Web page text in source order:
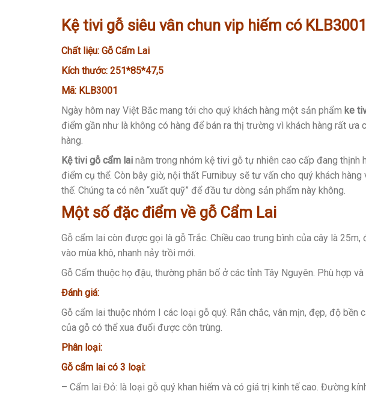
Kệ tivi gỗ siêu vân chun vip hiếm có KLB3001
Chất liệu: Gỗ Cẩm Lai
Kích thước: 251*85*47,5
Mã: KLB3001
Ngày hôm nay Việt Bắc mang tới cho quý khách hàng một sản phẩm ke
điểm gần như là không có hàng để bán ra thị trường vì khách hàng rất ưa
hàng.
Kệ tivi gỗ cẩm lai nằm trong nhóm kệ tivi gỗ tự nhiên cao cấp đang thịnh
điểm cụ thể. Còn bây giờ, nội thất Furnibuy sẽ tư vấn cho quý khách hàng
thế. Chúng ta có nên “xuất quỹ” để đầu tư dòng sản phẩm này không.
Một số đặc điểm về gỗ Cẩm Lai
Gỗ cẩm lai còn được gọi là gỗ Trắc. Chiều cao trung bình của cây là
vào mùa khô, nhanh nảy trồi mới.
Gỗ Cẩm thuộc họ đậu, thường phân bố ở các tỉnh Tây Nguyên. Phù hợp
Đánh giá:
Gỗ cẩm lai thuộc nhóm I các loại gỗ quý. Rắn chắc, vân mịn, đẹp, độ
của gỗ có thể xua đuổi được côn trùng.
Phân loại:
Gỗ cẩm lai có 3 loại:
– Cẩm lai Đỏ: là loại gỗ quý khan hiếm và có giá trị kinh tế cao. Đường